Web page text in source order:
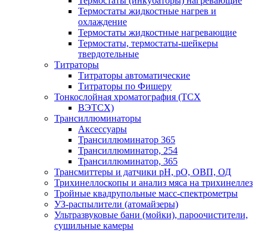
Термостаты жидкостные нагрев и
охлаждение
Термостаты жидкостные нагревающие
Термостаты, термостаты-шейкеры
твердотельные
Титраторы
Титраторы автоматические
Титраторы по Фишеру
Тонкослойная хроматография (ТСХ
ВЭТСХ)
Трансиллюминаторы
Аксессуары
Трансиллюминатор 365
Трансиллюминатор, 254
Трансиллюминатор, 365
Трансмиттеры и датчики рН, рО, ОВП, ОД
Трихинеллоскопы и анализ мяса на трихинеллез
Тройные квадрупольные масс-спектрометры
УЗ-распылители (атомайзеры)
Ультразвуковые бани (мойки), пароочистители,
сушильные камеры